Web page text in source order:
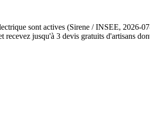
sont actives (Sirene / INSEE, 2026-
jusqu'à 3 devis gratuits d'artisans